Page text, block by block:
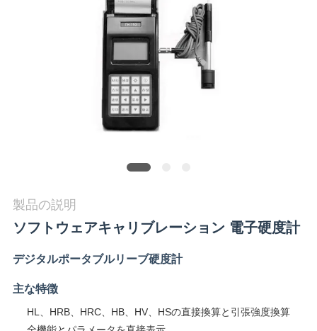
私
達
に
連
製品の説明
ソフトウェアキャリブレーション 電子硬度計
デジタルポータブルリーブ硬度計
主な特徴
HL、HRB、HRC、HB、HV、HSの直接換算と引張強度換算